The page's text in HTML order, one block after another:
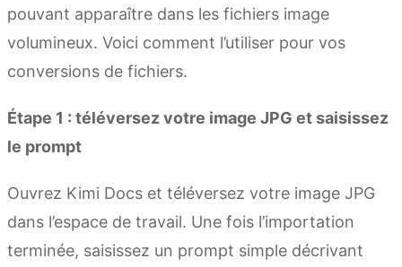
pouvant apparaître dans les fichiers image
volumineux. Voici comment l’utiliser pour vos
conversions de fichiers.
Étape 1 : téléversez votre image JPG et saisissez
le prompt
Ouvrez Kimi Docs et téléversez votre image JPG
dans l’espace de travail. Une fois l’importation
terminée, saisissez un prompt simple décrivant